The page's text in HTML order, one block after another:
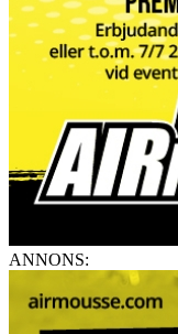
ANNONS: